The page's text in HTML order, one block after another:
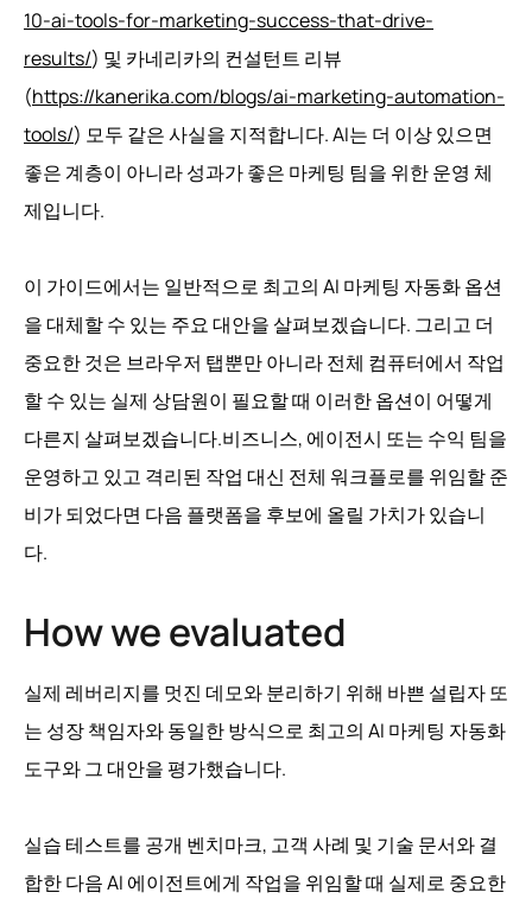
10-ai-tools-for-marketing-success-that-drive-
results/) 및 카네리카의 컨설턴트 리뷰
(https://kanerika.com/blogs/ai-marketing-automation-
tools/) 모두 같은 사실을 지적합니다. AI는 더 이상 있으면
좋은 계층이 아니라 성과가 좋은 마케팅 팀을 위한 운영 체
제입니다.
이 가이드에서는 일반적으로 최고의 AI 마케팅 자동화 옵션
을 대체할 수 있는 주요 대안을 살펴보겠습니다. 그리고 더
중요한 것은 브라우저 탭뿐만 아니라 전체 컴퓨터에서 작업
할 수 있는 실제 상담원이 필요할 때 이러한 옵션이 어떻게
다른지 살펴보겠습니다.비즈니스, 에이전시 또는 수익 팀을
운영하고 있고 격리된 작업 대신 전체 워크플로를 위임할 준
비가 되었다면 다음 플랫폼을 후보에 올릴 가치가 있습니
다.
How we evaluated
실제 레버리지를 멋진 데모와 분리하기 위해 바쁜 설립자 또
는 성장 책임자와 동일한 방식으로 최고의 AI 마케팅 자동화
도구와 그 대안을 평가했습니다.
실습 테스트를 공개 벤치마크, 고객 사례 및 기술 문서와 결
합한 다음 AI 에이전트에게 작업을 위임할 때 실제로 중요한